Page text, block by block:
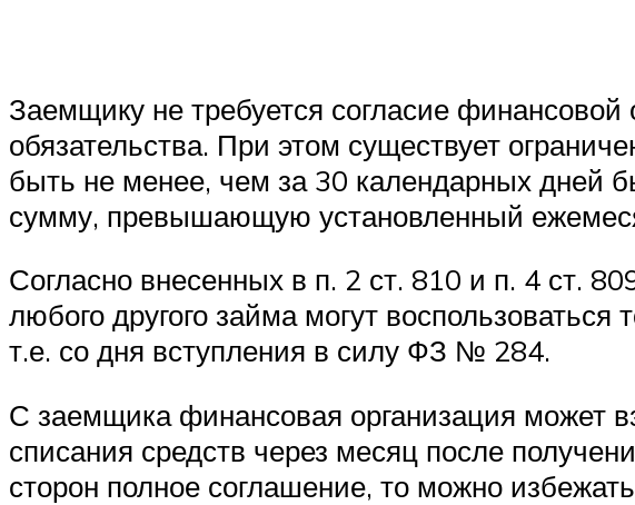
Заемщику не требуется согласие
обязательства. При этом существует
быть не менее, чем за 30 календарных дней
сумму, превышающую установленный
Согласно внесенных в п. 2 ст. 810 и п. 4 ст.
любого другого займа могут
т.е. со дня вступления в силу ФЗ № 284.
С заемщика финансовая организация может
списания средств через месяц после
сторон полное соглашение, то можно